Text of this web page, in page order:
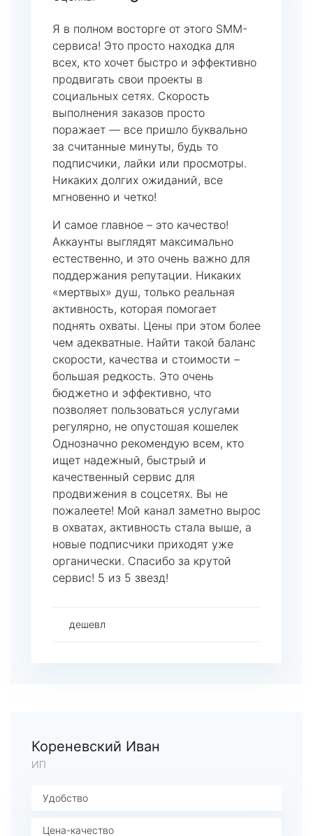
Я в полном восторге от этого SMM-
сервиса! Это просто находка для
всех, кто хочет быстро и эффективно
продвигать свои проекты в
социальных сетях. Скорость
выполнения заказов просто
поражает — все пришло буквально
за считанные минуты, будь то
подписчики, лайки или просмотры.
Никаких долгих ожиданий, все
мгновенно и четко!
И самое главное – это качество!
Аккаунты выглядят максимально
естественно, и это очень важно для
поддержания репутации. Никаких
«мертвых» душ, только реальная
активность, которая помогает
поднять охваты. Цены при этом более
чем адекватные. Найти такой баланс
скорости, качества и стоимости –
большая редкость. Это очень
бюджетно и эффективно, что
позволяет пользоваться услугами
регулярно, не опустошая кошелек
Однозначно рекомендую всем, кто
ищет надежный, быстрый и
качественный сервис для
продвижения в соцсетях. Вы не
пожалеете! Мой канал заметно вырос
в охватах, активность стала выше, а
новые подписчики приходят уже
органически. Спасибо за крутой
сервис! 5 из 5 звезд!
дешевл
Кореневский Иван
ИП
Удобство
Цена-качество